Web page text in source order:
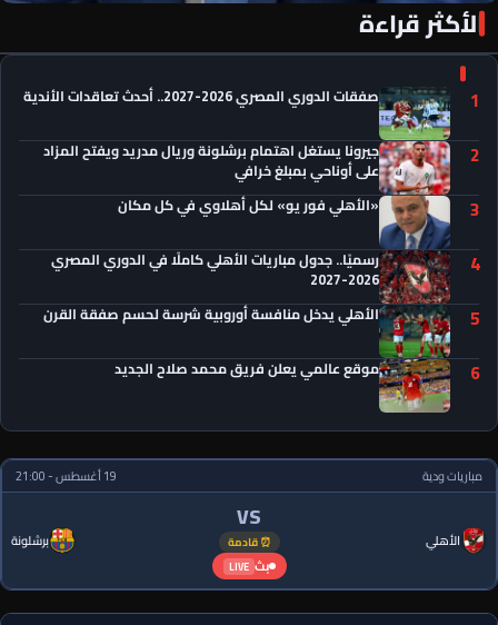
«الأهلي فور يو» لكل أهلاوي في كل مكان
الأكثر قراءة
1 صفقات الدوري المصري 2026-2027.. أحدث تعاقدات الأندية
2 جيرونا يستغل اهتمام برشلونة وريال مدريد ويفتح المزاد
على أوناحي بمبلغ خرافي
3 «الأهلي فور يو» لكل أهلاوي في كل مكان
4 رسميًا.. جدول مباريات الأهلي كاملًا في الدوري المصري
2026-2027
5 الأهلي يدخل منافسة أوروبية شرسة لحسم صفقة القرن
6 موقع عالمي يعلن فريق محمد صلاح الجديد
مباريات ودية 19 أغسطس - 21:00
الأهلي
VS
⏰ قادمة
بث LIVE
برشلونة